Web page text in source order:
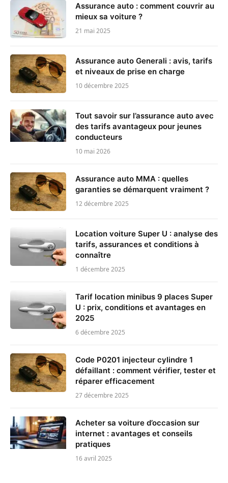
Assurance auto : comment couvrir au
mieux sa voiture ?
21 mai 2025
Assurance auto Generali : avis, tarifs
et niveaux de prise en charge
10 décembre 2025
Tout savoir sur l’assurance auto avec
des tarifs avantageux pour jeunes
conducteurs
10 mai 2026
Assurance auto MMA : quelles
garanties se démarquent vraiment ?
12 décembre 2025
Location voiture Super U : analyse des
tarifs, assurances et conditions à
connaître
1 décembre 2025
Tarif location minibus 9 places Super
U : prix, conditions et avantages en
2025
6 décembre 2025
Code P0201 injecteur cylindre 1
défaillant : comment vérifier, tester et
réparer efficacement
27 décembre 2025
Acheter sa voiture d’occasion sur
internet : avantages et conseils
pratiques
16 avril 2025